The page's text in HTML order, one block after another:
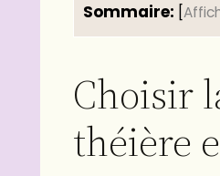
Sommaire:
Choisir
théière